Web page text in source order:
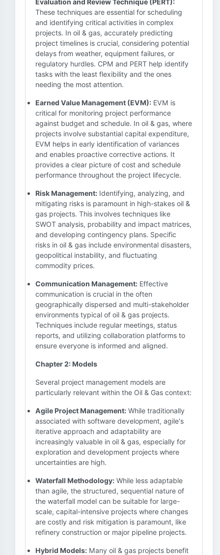
Evaluation and Review Technique (PERT):
These techniques are essential for scheduling
and identifying critical activities in complex
projects. In oil & gas, accurately predicting
project timelines is crucial, considering potential
delays from weather, equipment failures, or
regulatory hurdles. CPM and PERT help identify
tasks with the least flexibility and the ones
needing the most attention.
Earned Value Management (EVM): EVM is
critical for monitoring project performance
against budget and schedule. In oil & gas, where
projects involve substantial capital expenditure,
EVM helps in early identification of variances
and enables proactive corrective actions. It
provides a clear picture of cost and schedule
performance throughout the project lifecycle.
Risk Management: Identifying, analyzing, and
mitigating risks is paramount in high-stakes oil &
gas projects. This involves techniques like
SWOT analysis, probability and impact matrices,
and developing contingency plans. Specific
risks in oil & gas include environmental disasters,
geopolitical instability, and fluctuating
commodity prices.
Communication Management: Effective
communication is crucial in the often
geographically dispersed and multi-stakeholder
environments typical of oil & gas projects.
Techniques include regular meetings, status
reports, and utilizing collaboration platforms to
ensure everyone is informed and aligned.
Chapter 2: Models
Several project management models are
particularly relevant within the Oil & Gas context:
Agile Project Management: While traditionally
associated with software development, agile's
iterative approach and adaptability are
increasingly valuable in oil & gas, especially for
exploration and development projects where
uncertainties are high.
Waterfall Methodology: While less adaptable
than agile, the structured, sequential nature of
the waterfall model can be suitable for large-
scale, capital-intensive projects where changes
are costly and risk mitigation is paramount, like
refinery construction or major pipeline projects.
Hybrid Models: Many oil & gas projects benefit